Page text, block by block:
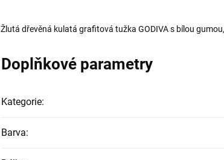
Žlutá dřevěná kulatá grafitová tužka GODIVA s bílou
Doplňkové parametry
Kategorie:
Barva: